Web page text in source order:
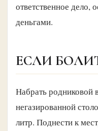
ответственное дело,
деньгами.
ЕСЛИ
Набрать родниковой
негазированной
литр. Поднести к